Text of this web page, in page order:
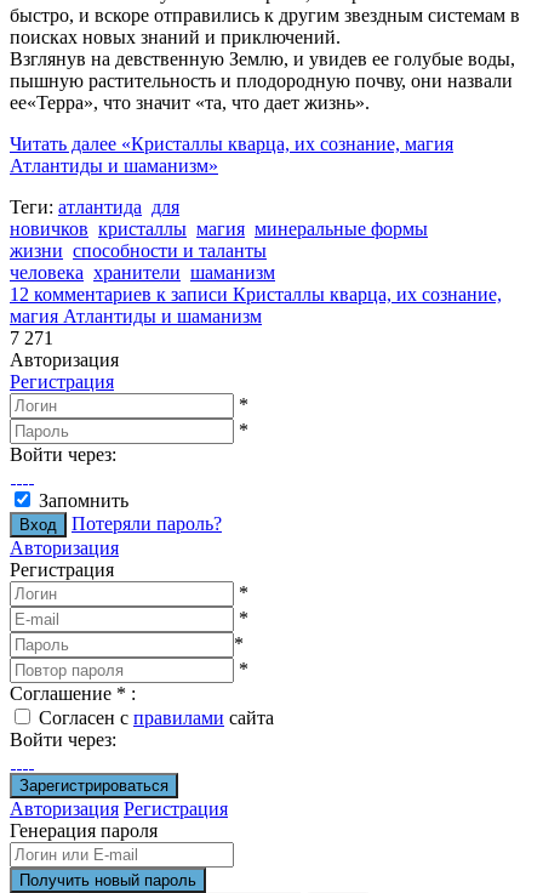
быстро, и вскоре отправились к другим звездным системам в
поисках новых знаний и приключений.
Взглянув на девственную Землю, и увидев ее голубые воды,
пышную растительность и плодородную почву, они назвали
ее«Терра», что значит «та, что дает жизнь».
Читать далее «Кристаллы кварца, их сознание, магия
Атлантиды и шаманизм»
Теги: атлантида для
новичков кристаллы магия минеральные формы
жизни способности и таланты
человека хранители шаманизм
12 комментариев к записи Кристаллы кварца, их сознание,
магия Атлантиды и шаманизм
7 271
Авторизация
Регистрация
*
*
Войти через:
Запомнить
Потеряли пароль?
Авторизация
Регистрация
*
*
*
*
Соглашение * :
Согласен с правилами сайта
Войти через:
Авторизация Регистрация
Генерация пароля